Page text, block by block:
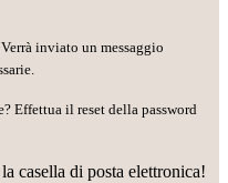
Verrà inviato un messaggio
Effettua il reset della password
casella di posta elettronica!